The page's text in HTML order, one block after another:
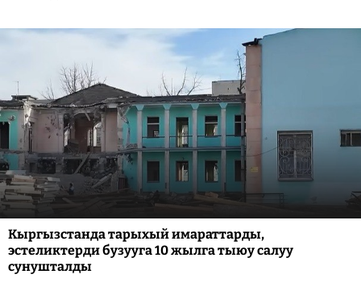
Кыргызстанда тарыхый имараттарды,
эстеликтерди бузууга 10 жылга тыюу салуу
сунушталды